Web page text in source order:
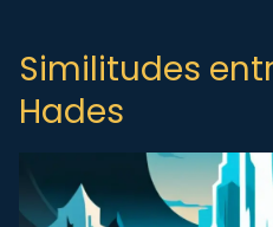
Similitudes
Hades